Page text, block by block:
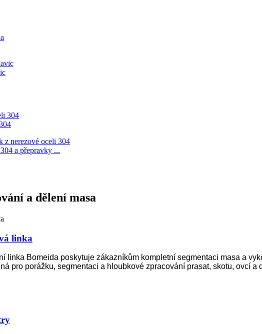
a přepravky ...
a dělení masa
linka
linka Bomeida poskytuje zákazníkům kompletní segmentaci masa a
pro porážku, segmentaci a hloubkové zpracování prasat, skotu, ovcí a